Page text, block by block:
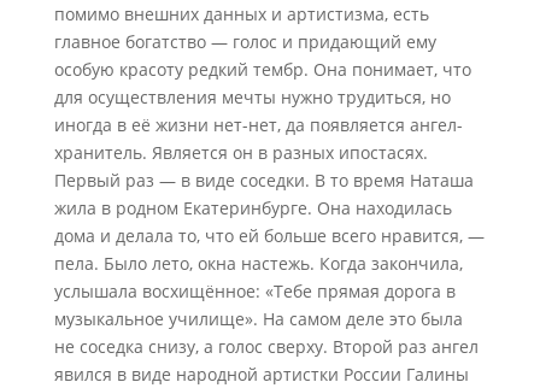
помимо внешних данных и артистизма, есть
главное богатство — голос и придающий ему
особую красоту редкий тембр. Она понимает, что
для осуществления мечты нужно трудиться, но
иногда в её жизни нет-нет, да появляется ангел-
хранитель. Является он в разных ипостасях.
Первый раз — в виде соседки. В то время Наташа
жила в родном Екатеринбурге. Она находилась
дома и делала то, что ей больше всего нравится, —
пела. Было лето, окна настежь. Когда закончила,
услышала восхищённое: «Тебе прямая дорога в
музыкальное училище». На самом деле это была
не соседка снизу, а голос сверху. Второй раз ангел
явился в виде народной артистки России Галины